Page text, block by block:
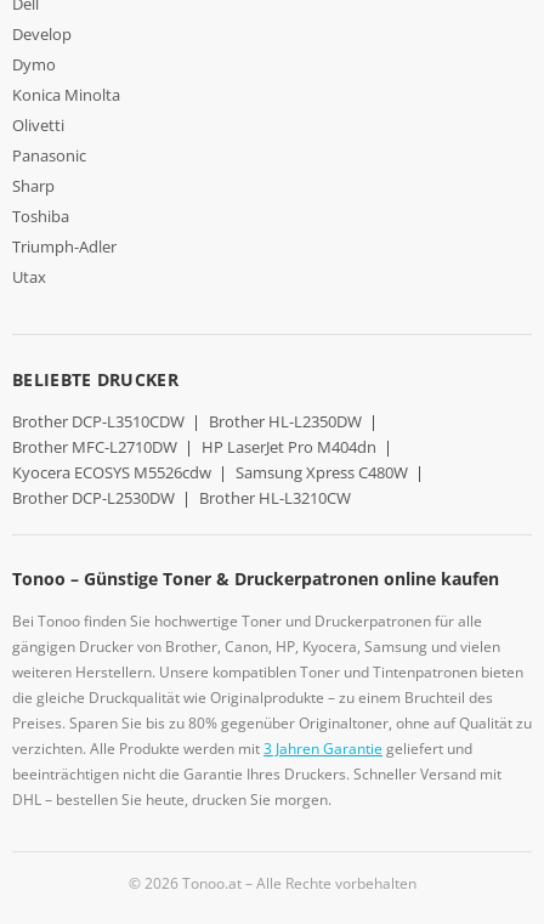
Develop
Dymo
Konica Minolta
Olivetti
Panasonic
Sharp
Toshiba
Triumph-Adler
Utax
BELIEBTE DRUCKER
Brother DCP-L3510CDW | Brother HL-L2350DW |
Brother MFC-L2710DW | HP LaserJet Pro M404dn |
Kyocera ECOSYS M5526cdw | Samsung Xpress C480W |
Brother DCP-L2530DW | Brother HL-L3210CW
Tonoo – Günstige Toner & Druckerpatronen online kaufen
Bei Tonoo finden Sie hochwertige Toner und Druckerpatronen für alle
gängigen Drucker von Brother, Canon, HP, Kyocera, Samsung und vielen
weiteren Herstellern. Unsere kompatiblen Toner und Tintenpatronen bieten
die gleiche Druckqualität wie Originalprodukte – zu einem Bruchteil des
Preises. Sparen Sie bis zu 80% gegenüber Originaltoner, ohne auf Qualität zu
verzichten. Alle Produkte werden mit3 Jahren Garantiegeliefert und
beeinträchtigen nicht die Garantie Ihres Druckers. Schneller Versand mit
DHL – bestellen Sie heute, drucken Sie morgen.
© 2026 Tonoo.at – Alle Rechte vorbehalten